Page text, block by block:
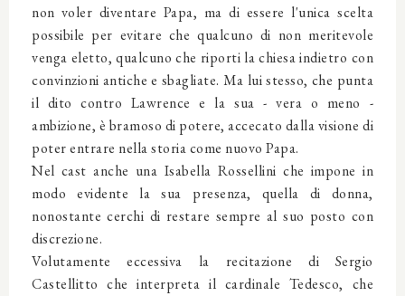
non voler diventare Papa, ma di essere l'unica scelta
possibile per evitare che qualcuno di non meritevole
venga eletto, qualcuno che riporti la chiesa indietro con
convinzioni antiche e sbagliate. Ma lui stesso, che punta
il dito contro Lawrence e la sua - vera o meno -
ambizione, è bramoso di potere, accecato dalla visione di
poter entrare nella storia come nuovo Papa.
Nel cast anche una Isabella Rossellini che impone in
modo evidente la sua presenza, quella di donna,
nonostante cerchi di restare sempre al suo posto con
discrezione.
Volutamente eccessiva la recitazione di Sergio
Castellitto che interpreta il cardinale Tedesco, che